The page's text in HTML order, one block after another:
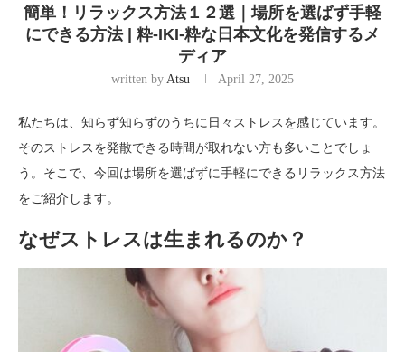
簡単！リラックス方法１２選｜場所を選ばず手軽
にできる方法 | 粋-IKI-粋な日本文化を発信するメ
ディア
written by Atsu April 27, 2025
私たちは、知らず知らずのうちに日々ストレスを感じています。
そのストレスを発散できる時間が取れない方も多いことでしょ
う。そこで、今回は場所を選ばずに手軽にできるリラックス方法
をご紹介します。
なぜストレスは生まれるのか？